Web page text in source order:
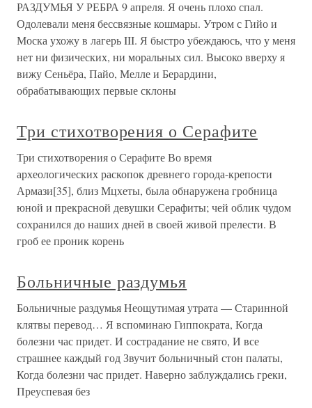
РАЗДУМЬЯ У РЕБРА 9 апреля. Я очень плохо спал.
Одолевали меня бессвязные кошмары. Утром с Гийо и
Моска ухожу в лагерь III. Я быстро убеждаюсь, что у меня
нет ни физических, ни моральных сил. Высоко вверху я
вижу Сеньёра, Пайо, Мелле и Берардини,
обрабатывающих первые склоны
Три стихотворения о Серафите
Три стихотворения о Серафите Во время
археологических раскопок древнего города-крепости
Армази[35], близ Мцхеты, была обнаружена гробница
юной и прекрасной девушки Серафиты; чей облик чудом
сохранился до наших дней в своей живой прелести. В
гроб ее проник корень
Больничные раздумья
Больничные раздумья Неощутимая утрата — Старинной
клятвы перевод… Я вспоминаю Гиппократа, Когда
болезни час придет. И сострадание не свято, И все
страшнее каждый год Звучит больничный стон палаты,
Когда болезни час придет. Наверно заблуждались греки,
Преуспевая без